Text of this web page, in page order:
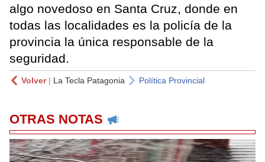
algo novedoso en Santa Cruz, donde en
todas las localidades es la policía de la
provincia la única responsable de la
seguridad.
Volver| La Tecla Patagonia Política Provincial
OTRAS NOTAS